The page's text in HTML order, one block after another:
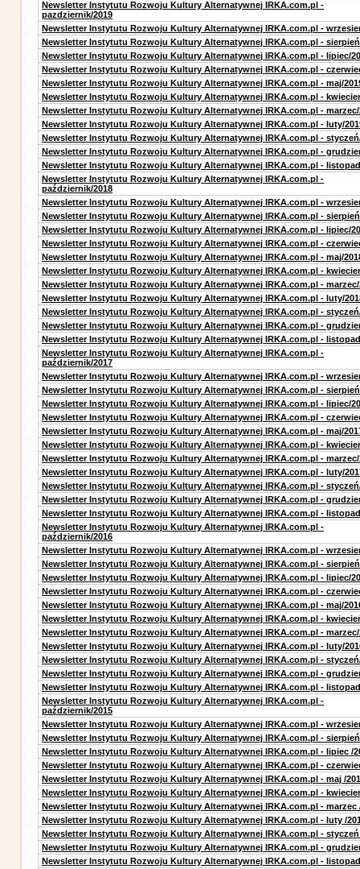
Newsletter Instytutu Rozwoju Kultury Alternatywnej IRKA.com.pl -
pazdziernik/2019
Newsletter Instytutu Rozwoju Kultury Alternatywnej IRKA.com.pl -
Newsletter Instytutu Rozwoju Kultury Alternatywnej IRKA.com.pl -
Newsletter Instytutu Rozwoju Kultury Alternatywnej IRKA.com.pl - lipiec/
Newsletter Instytutu Rozwoju Kultury Alternatywnej IRKA.com.pl -
Newsletter Instytutu Rozwoju Kultury Alternatywnej IRKA.com.pl - maj/
Newsletter Instytutu Rozwoju Kultury Alternatywnej IRKA.com.pl -
Newsletter Instytutu Rozwoju Kultury Alternatywnej IRKA.com.pl - marzec/
Newsletter Instytutu Rozwoju Kultury Alternatywnej IRKA.com.pl - luty/
Newsletter Instytutu Rozwoju Kultury Alternatywnej IRKA.com.pl -
Newsletter Instytutu Rozwoju Kultury Alternatywnej IRKA.com.pl -
Newsletter Instytutu Rozwoju Kultury Alternatywnej IRKA.com.pl -
Newsletter Instytutu Rozwoju Kultury Alternatywnej IRKA.com.pl -
październik/2018
Newsletter Instytutu Rozwoju Kultury Alternatywnej IRKA.com.pl -
Newsletter Instytutu Rozwoju Kultury Alternatywnej IRKA.com.pl -
Newsletter Instytutu Rozwoju Kultury Alternatywnej IRKA.com.pl - lipiec/
Newsletter Instytutu Rozwoju Kultury Alternatywnej IRKA.com.pl -
Newsletter Instytutu Rozwoju Kultury Alternatywnej IRKA.com.pl - maj/
Newsletter Instytutu Rozwoju Kultury Alternatywnej IRKA.com.pl -
Newsletter Instytutu Rozwoju Kultury Alternatywnej IRKA.com.pl - marzec/
Newsletter Instytutu Rozwoju Kultury Alternatywnej IRKA.com.pl - luty/
Newsletter Instytutu Rozwoju Kultury Alternatywnej IRKA.com.pl -
Newsletter Instytutu Rozwoju Kultury Alternatywnej IRKA.com.pl -
Newsletter Instytutu Rozwoju Kultury Alternatywnej IRKA.com.pl -
Newsletter Instytutu Rozwoju Kultury Alternatywnej IRKA.com.pl -
październik/2017
Newsletter Instytutu Rozwoju Kultury Alternatywnej IRKA.com.pl -
Newsletter Instytutu Rozwoju Kultury Alternatywnej IRKA.com.pl -
Newsletter Instytutu Rozwoju Kultury Alternatywnej IRKA.com.pl - lipiec/
Newsletter Instytutu Rozwoju Kultury Alternatywnej IRKA.com.pl -
Newsletter Instytutu Rozwoju Kultury Alternatywnej IRKA.com.pl - maj/
Newsletter Instytutu Rozwoju Kultury Alternatywnej IRKA.com.pl -
Newsletter Instytutu Rozwoju Kultury Alternatywnej IRKA.com.pl - marzec/
Newsletter Instytutu Rozwoju Kultury Alternatywnej IRKA.com.pl - luty/
Newsletter Instytutu Rozwoju Kultury Alternatywnej IRKA.com.pl -
Newsletter Instytutu Rozwoju Kultury Alternatywnej IRKA.com.pl -
Newsletter Instytutu Rozwoju Kultury Alternatywnej IRKA.com.pl -
Newsletter Instytutu Rozwoju Kultury Alternatywnej IRKA.com.pl -
październik/2016
Newsletter Instytutu Rozwoju Kultury Alternatywnej IRKA.com.pl -
Newsletter Instytutu Rozwoju Kultury Alternatywnej IRKA.com.pl -
Newsletter Instytutu Rozwoju Kultury Alternatywnej IRKA.com.pl - lipiec/
Newsletter Instytutu Rozwoju Kultury Alternatywnej IRKA.com.pl -
Newsletter Instytutu Rozwoju Kultury Alternatywnej IRKA.com.pl - maj/
Newsletter Instytutu Rozwoju Kultury Alternatywnej IRKA.com.pl -
Newsletter Instytutu Rozwoju Kultury Alternatywnej IRKA.com.pl - marzec/
Newsletter Instytutu Rozwoju Kultury Alternatywnej IRKA.com.pl - luty/
Newsletter Instytutu Rozwoju Kultury Alternatywnej IRKA.com.pl -
Newsletter Instytutu Rozwoju Kultury Alternatywnej IRKA.com.pl -
Newsletter Instytutu Rozwoju Kultury Alternatywnej IRKA.com.pl -
Newsletter Instytutu Rozwoju Kultury Alternatywnej IRKA.com.pl -
październik/2015
Newsletter Instytutu Rozwoju Kultury Alternatywnej IRKA.com.pl -
Newsletter Instytutu Rozwoju Kultury Alternatywnej IRKA.com.pl -
Newsletter Instytutu Rozwoju Kultury Alternatywnej IRKA.com.pl - lipiec /
Newsletter Instytutu Rozwoju Kultury Alternatywnej IRKA.com.pl -
Newsletter Instytutu Rozwoju Kultury Alternatywnej IRKA.com.pl - maj /
Newsletter Instytutu Rozwoju Kultury Alternatywnej IRKA.com.pl -
Newsletter Instytutu Rozwoju Kultury Alternatywnej IRKA.com.pl - marzec
Newsletter Instytutu Rozwoju Kultury Alternatywnej IRKA.com.pl - luty /
Newsletter Instytutu Rozwoju Kultury Alternatywnej IRKA.com.pl - styczeń
Newsletter Instytutu Rozwoju Kultury Alternatywnej IRKA.com.pl -
Newsletter Instytutu Rozwoju Kultury Alternatywnej IRKA.com.pl - listopad